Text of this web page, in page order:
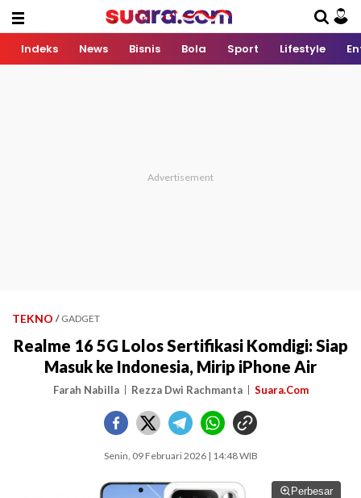
Indeks News Bisnis Bola Sport Lifestyle
TEKNO / GADGET
Realme 16 5G Lolos Sertifikasi Komdigi: Siap
Masuk ke Indonesia, Mirip iPhone Air
Farah Nabilla Rezza Dwi Rachmanta Suara.Com
Senin, 09 Februari 2026 | 14:48 WIB
Perbesar